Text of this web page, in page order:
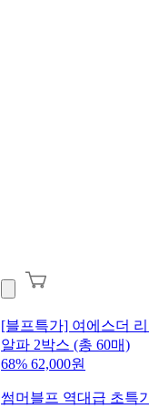
[블프특가] 여에스더
알파 2박스 (총 60매)
68% 62,000원
썸머블프 역대급 초특